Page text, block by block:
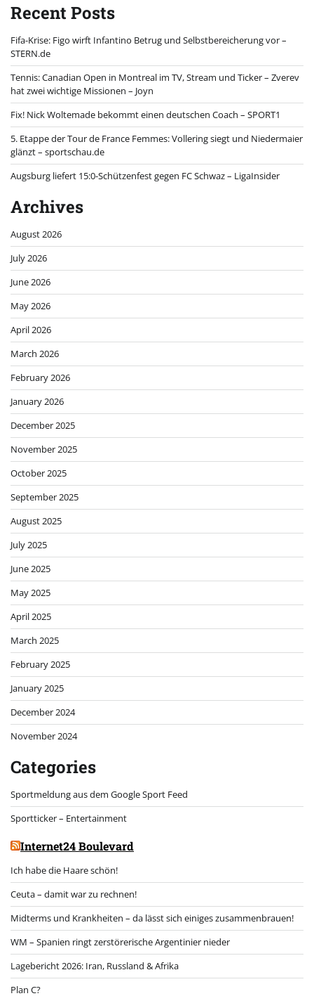
Recent Posts
Fifa-Krise: Figo wirft Infantino Betrug und Selbstbereicherung vor –
STERN.de
Tennis: Canadian Open in Montreal im TV, Stream und Ticker – Zverev
hat zwei wichtige Missionen – Joyn
Fix! Nick Woltemade bekommt einen deutschen Coach – SPORT1
5. Etappe der Tour de France Femmes: Vollering siegt und Niedermaier
glänzt – sportschau.de
Augsburg liefert 15:0-Schützenfest gegen FC Schwaz – LigaInsider
Archives
August 2026
July 2026
June 2026
May 2026
April 2026
March 2026
February 2026
January 2026
December 2025
November 2025
October 2025
September 2025
August 2025
July 2025
June 2025
May 2025
April 2025
March 2025
February 2025
January 2025
December 2024
November 2024
Categories
Sportmeldung aus dem Google Sport Feed
Sportticker – Entertainment
Internet24 Boulevard
Ich habe die Haare schön!
Ceuta – damit war zu rechnen!
Midterms und Krankheiten – da lässt sich einiges zusammenbrauen!
WM – Spanien ringt zerstörerische Argentinier nieder
Lagebericht 2026: Iran, Russland & Afrika
Plan C?